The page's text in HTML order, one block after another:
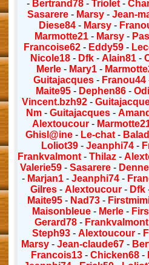
- Bertrand78 -Triolet -
Sasarere - Marsy -Jean-
Diese84- Marsy-
Marmotte21- Marsy-
Francoise62 - Eddy59 -
Nicole18- Dfk- Alain81-
Merle - Mary1 -
Guitajacques - Franou44
Maite95- Dephen86-
Vincent.bzh92-
Nm -Guitajacques -
Alextoucour -
Ghisl@ine - Le-chat -
Loliot39- Jeanphi74-
Frankvalmont- Thilaz-
Valerie59- Sasarere-
- Marjan1 -Jeanphi74 -
Gilres- Alextoucour- Dfk
Maite95- Nad73-
Maisonbleue- Merle-
Gerard78- Frankvalmont
Steph93 -Alextoucour -
Marsy -Jean-claude67 -
Francois13- Chicken68-